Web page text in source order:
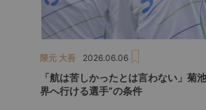
隈元 大吾 2026.06.06
「航は苦しかったとは言わない」菊
界へ行ける選手”の条件